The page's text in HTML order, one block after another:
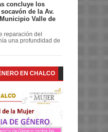
concluye los
de la Av.
Valle de
reparación del
una profundidad de
EN CHALCO